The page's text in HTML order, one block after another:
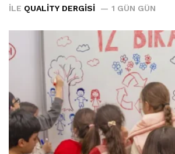
İLE QUALITY DERGISI 1 GÜN GÜN